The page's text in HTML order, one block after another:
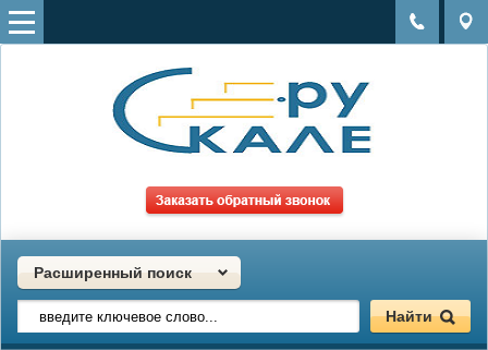
Расширенный поиск